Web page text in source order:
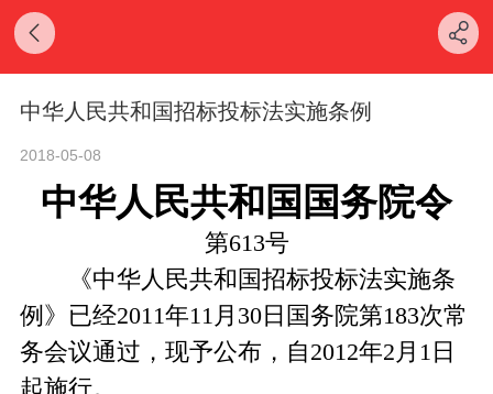
中华人民共和国招标投标法实施条例
2018-05-08
中华人民共和国国务院令
第613号
《中华人民共和国招标投标法实施条
例》已经2011年11月30日国务院第183次常
务会议通过，现予公布，自2012年2月1日
起施行。